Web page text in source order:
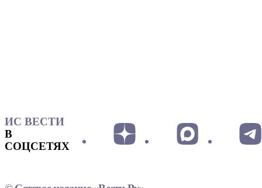
ИС ВЕСТИ
В
СОЦСЕТЯХ